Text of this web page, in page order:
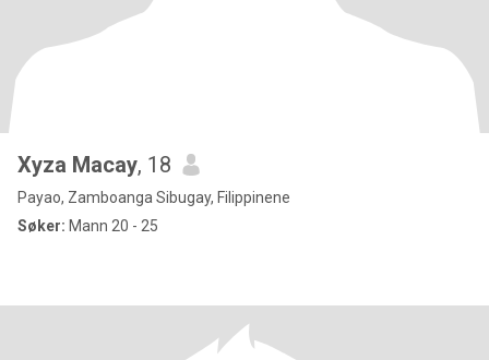
Xyza Macay, 18
Payao, Zamboanga Sibugay, Filippinene
Søker: Mann 20 - 25